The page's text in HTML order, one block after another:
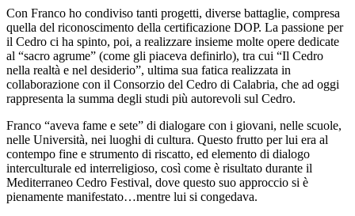
Con Franco ho condiviso tanti progetti, diverse battaglie, compresa
quella del riconoscimento della certificazione DOP. La passione per
il Cedro ci ha spinto, poi, a realizzare insieme molte opere dedicate
al “sacro agrume” (come gli piaceva definirlo), tra cui “Il Cedro
nella realtà e nel desiderio”, ultima sua fatica realizzata in
collaborazione con il Consorzio del Cedro di Calabria, che ad oggi
rappresenta la summa degli studi più autorevoli sul Cedro.
Franco “aveva fame e sete” di dialogare con i giovani, nelle scuole,
nelle Università, nei luoghi di cultura. Questo frutto per lui era al
contempo fine e strumento di riscatto, ed elemento di dialogo
interculturale ed interreligioso, così come è risultato durante il
Mediterraneo Cedro Festival, dove questo suo approccio si è
pienamente manifestato…mentre lui si congedava.